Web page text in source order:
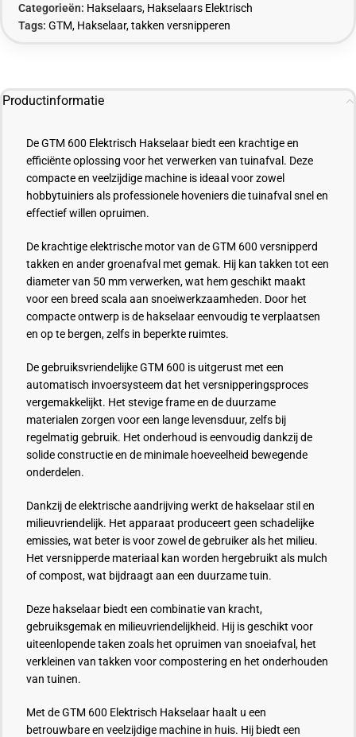
Categorieën: Hakselaars, Hakselaars Elektrisch
Tags: GTM, Hakselaar,takken versnipperen
Productinformatie
De GTM 600 Elektrisch Hakselaar biedt een krachtige en
efficiënte oplossing voor het verwerken van tuinafval. Deze
compacte en veelzijdige machine is ideaal voor zowel
hobbytuiniers als professionele hoveniers die tuinafval snel en
effectief willen opruimen.
De krachtige elektrische motor van de GTM 600 versnipperd
takken en ander groenafval met gemak. Hij kan takken tot een
diameter van 50 mm verwerken, wat hem geschikt maakt
voor een breed scala aan snoeiwerkzaamheden. Door het
compacte ontwerp is de hakselaar eenvoudig te verplaatsen
en op te bergen, zelfs in beperkte ruimtes.
De gebruiksvriendelijke GTM 600 is uitgerust met een
automatisch invoersysteem dat het versnipperingsproces
vergemakkelijkt. Het stevige frame en de duurzame
materialen zorgen voor een lange levensduur, zelfs bij
regelmatig gebruik. Het onderhoud is eenvoudig dankzij de
solide constructie en de minimale hoeveelheid bewegende
onderdelen.
Dankzij de elektrische aandrijving werkt de hakselaar stil en
milieuvriendelijk. Het apparaat produceert geen schadelijke
emissies, wat beter is voor zowel de gebruiker als het milieu.
Het versnipperde materiaal kan worden hergebruikt als mulch
of compost, wat bijdraagt aan een duurzame tuin.
Deze hakselaar biedt een combinatie van kracht,
gebruiksgemak en milieuvriendelijkheid. Hij is geschikt voor
uiteenlopende taken zoals het opruimen van snoeiafval, het
verkleinen van takken voor compostering en het onderhouden
van tuinen.
Met de GTM 600 Elektrisch Hakselaar haalt u een
betrouwbare en veelzijdige machine in huis. Hij biedt een